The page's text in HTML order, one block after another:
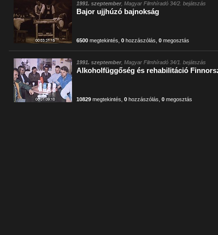
1991. szeptember, Magyar Filmhíradó 34/2. bejátszás
Bajor ujjhúzó bajnokság
6500 megtekintés ,0 hozzászólás ,0 megosztás
1991. szeptember, Magyar Filmhíradó 34/1. bejátszás
Alkoholfüggőség és rehabilitáció
10829 megtekintés ,0 hozzászólás ,0 megosztás